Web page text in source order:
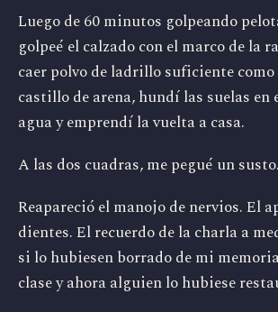
Luego de 60 minutos golpeando
golpeé el calzado con el marco de la
caer polvo de ladrillo suficiente
castillo de arena, hundí las suelas en
agua y emprendí la vuelta a casa.
A las dos cuadras, me pegué un susto.
Reapareció el manojo de nervios. El
dientes. El recuerdo de la charla a
si lo hubiesen borrado de mi
clase y ahora alguien lo hubiese